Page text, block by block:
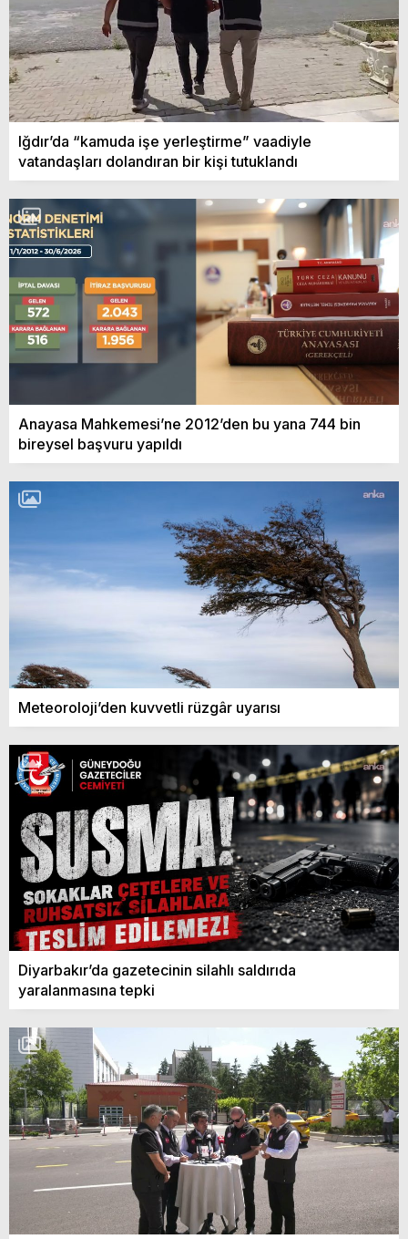
Iğdır’da “kamuda işe yerleştirme” vaadiyle
vatandaşları dolandıran bir kişi tutuklandı
Anayasa Mahkemesi’ne 2012’den bu yana 744 bin
bireysel başvuru yapıldı
Meteoroloji’den kuvvetli rüzgâr uyarısı
Diyarbakır’da gazetecinin silahlı saldırıda
yaralanmasına tepki